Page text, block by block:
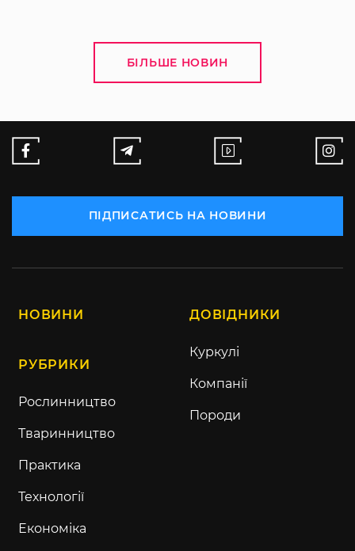
БІЛЬШЕ НОВИН
ПІДПИСАТИСЬ НА НОВИНИ
НОВИНИ
РУБРИКИ
Рослинництво
Тваринництво
Практика
Технології
Економіка
ДОВІДНИКИ
Куркулі
Компанії
Породи